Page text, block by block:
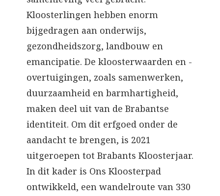
Kloosterlingen hebben enorm
bijgedragen aan onderwijs,
gezondheidszorg, landbouw en
emancipatie. De kloosterwaarden en -
overtuigingen, zoals samenwerken,
duurzaamheid en barmhartigheid,
maken deel uit van de Brabantse
identiteit. Om dit erfgoed onder de
aandacht te brengen, is 2021
uitgeroepen tot Brabants Kloosterjaar.
In dit kader is Ons Kloosterpad
ontwikkeld, een wandelroute van 330